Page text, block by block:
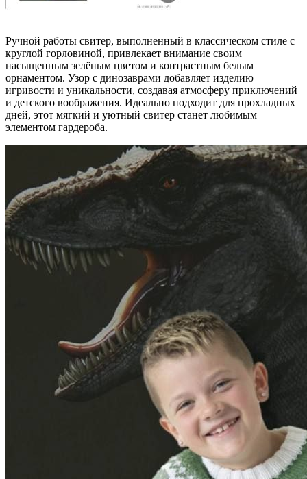
Ручной работы свитер, выполненный в классическом стиле с
круглой горловиной, привлекает внимание своим
насыщенным зелёным цветом и контрастным белым
орнаментом. Узор с динозаврами добавляет изделию
игривости и уникальности, создавая атмосферу приключений
и детского воображения. Идеально подходит для прохладных
дней, этот мягкий и уютный свитер станет любимым
элементом гардероба.